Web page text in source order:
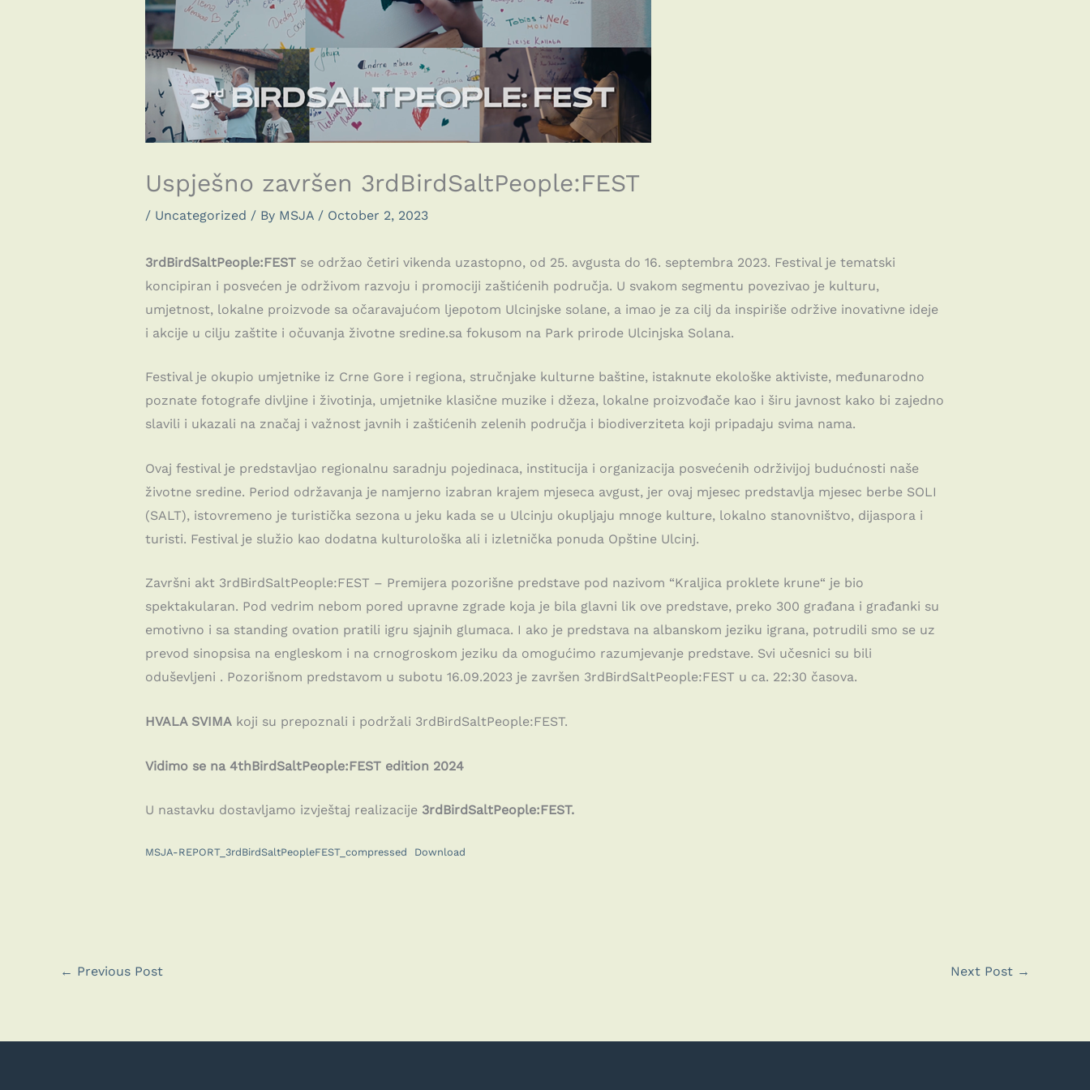
Uspješno završen 3rdBirdSaltPeople:FEST
/ Uncategorized / By MSJA / October 2, 2023
3rdBirdSaltPeople:FESTse održao četiri vikenda uzastopno, od 25. avgusta do 16. septembra 2023. Festival je tematski
koncipiran i posvećen je održivom razvoju i promociji zaštićenih područja. U svakom segmentu povezivao je kulturu,
umjetnost, lokalne proizvode sa očaravajućom ljepotom Ulcinjske solane, a imao je za cilj da inspiriše održive inovativne ideje
i akcije u cilju zaštite i očuvanja životne sredine.sa fokusom na Park prirode Ulcinjska Solana.
Festival je okupio umjetnike iz Crne Gore i regiona, stručnjake kulturne baštine, istaknute ekološke aktiviste, međunarodno
poznate fotografe divljine i životinja, umjetnike klasične muzike i džeza, lokalne proizvođače kao i širu javnost kako bi zajedno
slavili i ukazali na značaj i važnost javnih i zaštićenih zelenih područja i biodiverziteta koji pripadaju svima nama.
Ovaj festival je predstavljao regionalnu saradnju pojedinaca, institucija i organizacija posvećenih održivijoj budućnosti naše
životne sredine. Period održavanja je namjerno izabran krajem mjeseca avgust, jer ovaj mjesec predstavlja mjesec berbe SOLI
(SALT), istovremeno je turistička sezona u jeku kada se u Ulcinju okupljaju mnoge kulture, lokalno stanovništvo, dijaspora i
turisti. Festival je služio kao dodatna kulturološka ali i izletnička ponuda Opštine Ulcinj.
Završni akt 3rdBirdSaltPeople:FEST – Premijera pozorišne predstave pod nazivom “Kraljica proklete krune“ je bio
spektakularan. Pod vedrim nebom pored upravne zgrade koja je bila glavni lik ove predstave, preko 300 građana i građanki su
emotivno i sa standing ovation pratili igru sjajnih glumaca. I ako je predstava na albanskom jeziku igrana, potrudili smo se uz
prevod sinopsisa na engleskom i na crnogroskom jeziku da omogućimo razumjevanje predstave. Svi učesnici su bili
oduševljeni . Pozorišnom predstavom u subotu 16.09.2023 je završen 3rdBirdSaltPeople:FEST u ca. 22:30 časova.
HVALA SVIMAkoji su prepoznali i podržali 3rdBirdSaltPeople:FEST.
Vidimo se na 4thBirdSaltPeople:FEST edition 2024
U nastavku dostavljamo izvještaj realizacije 3rdBirdSaltPeople:FEST.
MSJA-REPORT_3rdBirdSaltPeopleFEST_compressed Download
← Previous Post Next Post →